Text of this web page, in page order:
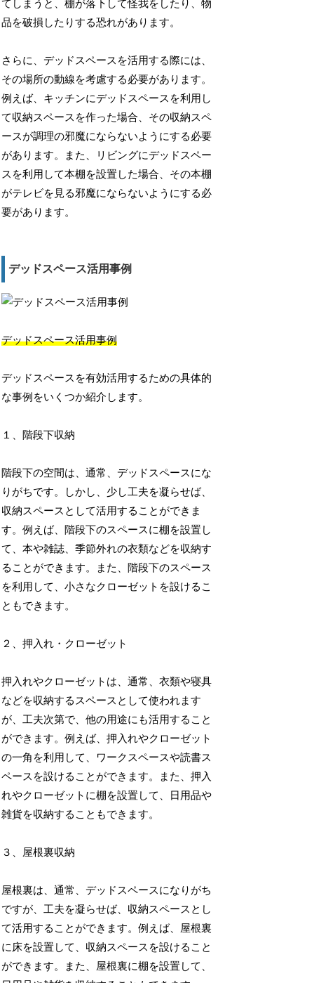
てしまうと、棚が落下して怪我をしたり、物
品を破損したりする恐れがあります。
さらに、デッドスペースを活用する際には、
その場所の動線を考慮する必要があります。
例えば、キッチンにデッドスペースを利用し
て収納スペースを作った場合、その収納スペ
ースが調理の邪魔にならないようにする必要
があります。また、リビングにデッドスペー
スを利用して本棚を設置した場合、その本棚
がテレビを見る邪魔にならないようにする必
要があります。
デッドスペース活用事例
デッドスペース活用事例
デッドスペースを有効活用するための具体的
な事例をいくつか紹介します。
１、階段下収納
階段下の空間は、通常、デッドスペースにな
りがちです。しかし、少し工夫を凝らせば、
収納スペースとして活用することができま
す。例えば、階段下のスペースに棚を設置し
て、本や雑誌、季節外れの衣類などを収納す
ることができます。また、階段下のスペース
を利用して、小さなクローゼットを設けるこ
ともできます。
２、押入れ・クローゼット
押入れやクローゼットは、通常、衣類や寝具
などを収納するスペースとして使われます
が、工夫次第で、他の用途にも活用すること
ができます。例えば、押入れやクローゼット
の一角を利用して、ワークスペースや読書ス
ペースを設けることができます。また、押入
れやクローゼットに棚を設置して、日用品や
雑貨を収納することもできます。
３、屋根裏収納
屋根裏は、通常、デッドスペースになりがち
ですが、工夫を凝らせば、収納スペースとし
て活用することができます。例えば、屋根裏
に床を設置して、収納スペースを設けること
ができます。また、屋根裏に棚を設置して、